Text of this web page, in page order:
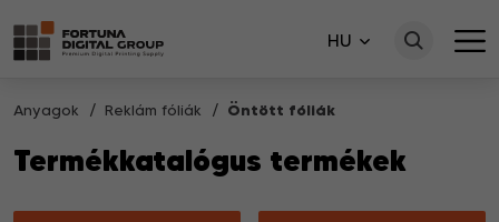
HU
Anyagok Reklám fóliák Öntött fóliák
Termékkatalógus termékek